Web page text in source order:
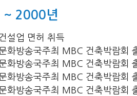
~ 2000년
설업 면허 취득
화방송국주최 MBC 건축박람회
화방송국주최 MBC 건축박람회
화방송국주최 MBC 건축박람회
화방송국주최 MBC 건축박람회